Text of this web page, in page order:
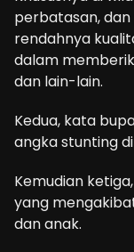
perbatasan,
rendahnya
dalam
dan lain-lain.
Kedua, kata
angka stunting
Kemudian
yang
dan anak.